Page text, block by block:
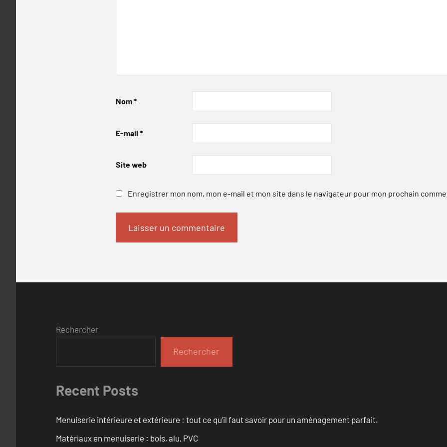
Nom*
E-mail *
Site web
Enregistrer mon nom, mon e-mail et mon site dans le navigateur pour mon prochain
Rechercher
Rechercher
Recent Posts
Menuiserie intérieure et extérieure : tout ce qu’il faut savoir pour un aménagement parfait.
Matériaux en menuiserie : bois, alu, PVC